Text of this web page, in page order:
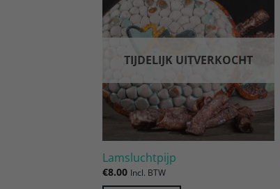
Toevoegen
aan
verlanglijst
TIJDELIJK UITVERKOCHT
Lamsluchtpijp
€8.00 Incl. BTW